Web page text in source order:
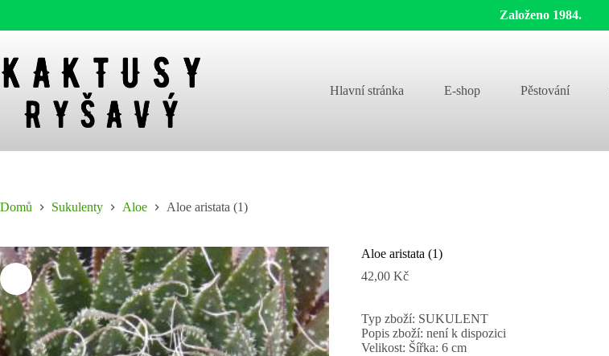
Založeno 1984.
content
Hlavní stránka E-shop Pěstování
Domů Sukulenty Aloe Aloe aristata (1)
Aloe aristata (1)
42,00Kč
Typ zboží: SUKULENT
Popis zboží: není k dispozici
Velikost: Šířka: 6 cm